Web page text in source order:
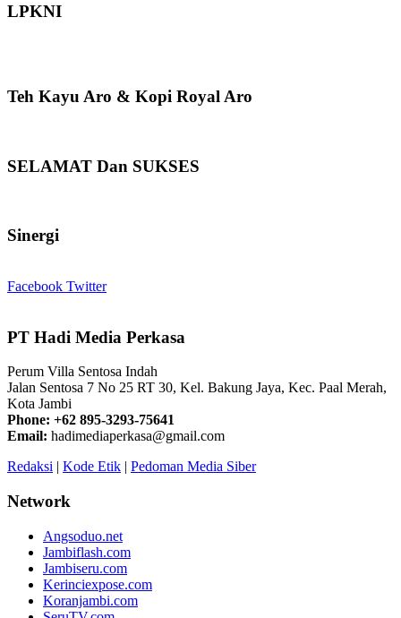
LPKNI
Teh Kayu Aro & Kopi Royal Aro
SELAMAT Dan SUKSES
Sinergi
Facebook Twitter
PT Hadi Media Perkasa
Perum Villa Sentosa Indah
Jalan Sentosa 7 No 25 RT 30, Kel. Bakung Jaya, Kec. Paal Merah,
Kota Jambi
Phone: +62 895-3293-75641
Email: hadimediaperkasa@gmail.com
Redaksi | Kode Etik | Pedoman Media Siber
Network
Angsoduo.net
Jambiflash.com
Jambiseru.com
Kerinciexpose.com
Koranjambi.com